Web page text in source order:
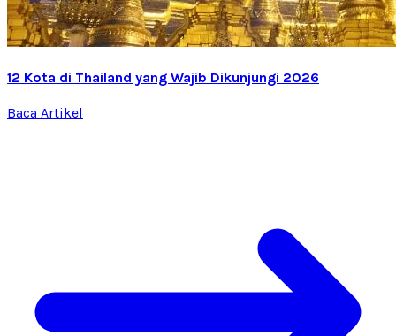
12 Kota di Thailand yang Wajib Dikunjungi 2026
Baca Artikel